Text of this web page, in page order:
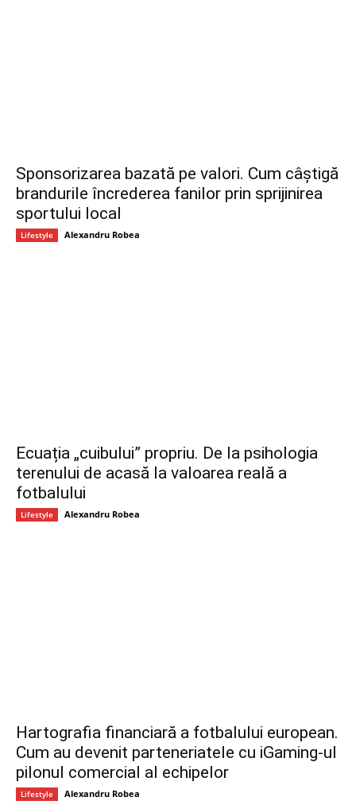
Sponsorizarea bazată pe valori. Cum câștigă
brandurile încrederea fanilor prin sprijinirea
sportului local
Lifestyle Alexandru Robea
Ecuația „cuibului” propriu. De la psihologia
terenului de acasă la valoarea reală a
fotbalului
Lifestyle Alexandru Robea
Hartografia financiară a fotbalului european.
Cum au devenit parteneriatele cu iGaming-ul
pilonul comercial al echipelor
Lifestyle Alexandru Robea